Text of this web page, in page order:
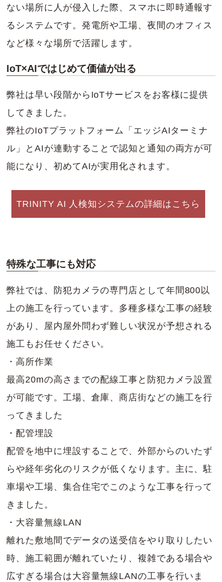
ない場所に人が侵入した際、スマホに即時通報す
るシステムです。発電所や工場、夜間のオフィス
など様々な場所で活躍します。
IoT×AIではじめて価値が出る
弊社は早い段階からIoTサービスをお客様に提供
してきました。
弊社のIoTプラットフォーム「エッジAIターミナ
ル」とAIが連動することで認知と通知の両方が可
能になり、初めてAIが実用化されます。
TRINITY AI 人検知システムの詳細はこちら
特殊な工事にも対応
弊社では、防犯カメラの専門店として年間800以
上の施工を行っています。多種多様な工事の経験
があり、屋内屋外問わず難しい状況が予想される
施工もお任せください。
・高所作業
最高20mの高さまでの配線工事と防犯カメラ設置
が可能です。工場、倉庫、商店街などの施工を行
ってきました
・配管埋設
配管を地中に埋設することで、外部からのいたず
らや経年劣化のリスクが低くなります。主に、駐
車場や工場、集合住宅でこのような工事を行って
きました。
・大容量無線LAN
離れた敷地間でデータの送受信をやり取りしたい
時、施工範囲が離れていたり、複雑である場合や
広すぎる場合は大容量無線LANの工事を行いま